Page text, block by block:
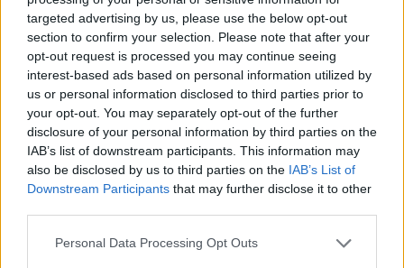
targeted advertising by us, please use the below opt-out
section to confirm your selection. Please note that after your
opt-out request is processed you may continue seeing
interest-based ads based on personal information utilized by
us or personal information disclosed to third parties prior to
your opt-out. You may separately opt-out of the further
disclosure of your personal information by third parties on the
IAB’s list of downstream participants. This information may
also be disclosed by us to third parties on the IAB’s List of
Downstream Participants that may further disclose it to other
Personal Data Processing Opt Outs
Mikäli video ei näy, voit katsoa senSportsnetinYouTubessa.